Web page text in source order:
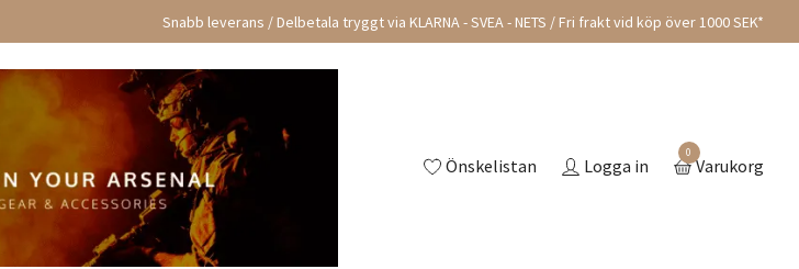
Snabb leverans / Delbetala tryggt via KLARNA - SVEA - NETS / Fri frakt vid köp över 1000 SEK*
Önskelistan Logga in
0
Varukorg